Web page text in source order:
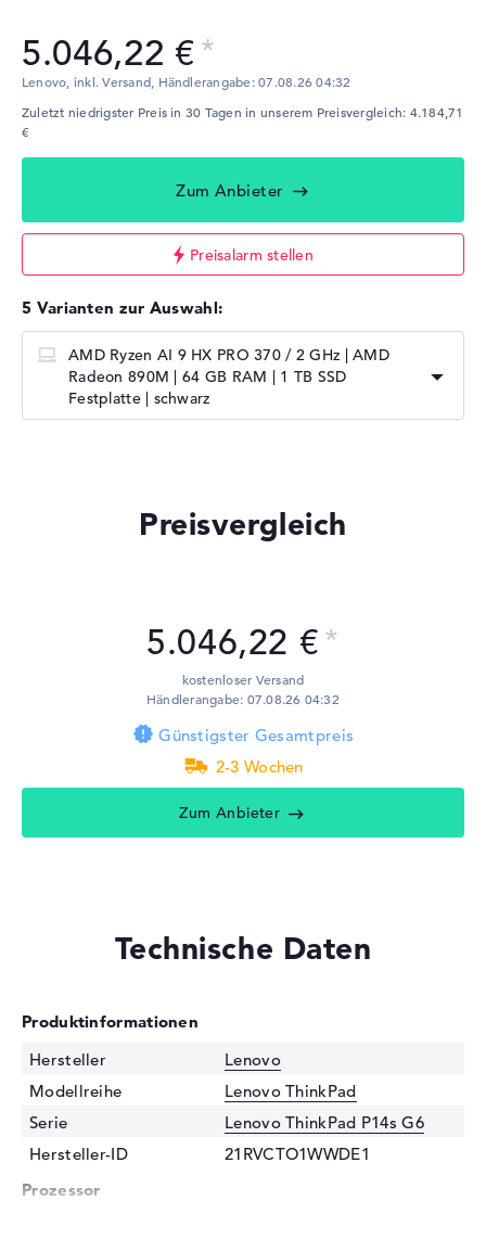
5.046,22 €
Lenovo, inkl. Versand, Händlerangabe:07.08.26 04:32
Zuletzt niedrigster Preis in 30 Tagen in unserem Preisvergleich: 4.184,71
€
Zum Anbieter
Preisalarm stellen
5 Varianten zur Auswahl:
AMD Ryzen AI 9 HX PRO 370 / 2 GHz | AMD
Radeon 890M | 64 GB RAM | 1 TB SSD
Festplatte | schwarz
Preisvergleich
5.046,22 €
kostenloser Versand
Händlerangabe: 07.08.26 04:32
Günstigster Gesamtpreis
2-3 Wochen
Zum Anbieter
Technische Daten
Produktinformationen
Hersteller
Lenovo
Modellreihe
Lenovo ThinkPad
Serie
Lenovo ThinkPad P14s G6
Hersteller-ID
21RVCTO1WWDE1
Prozessor